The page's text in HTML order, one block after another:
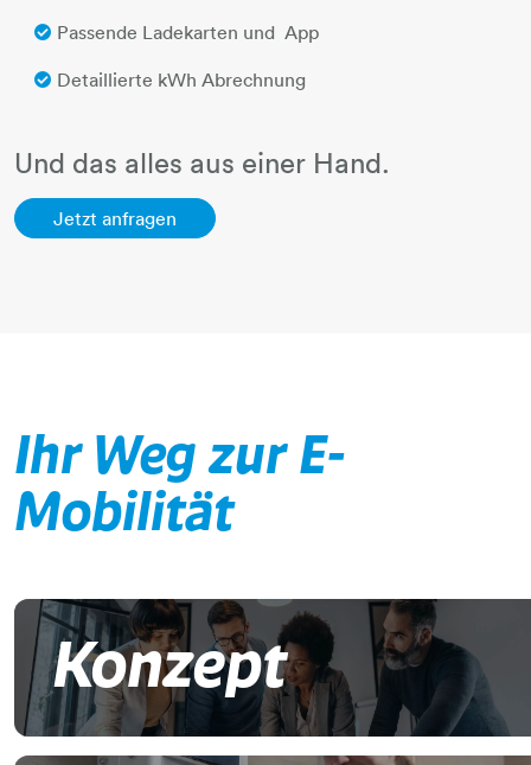
Passende Ladekarten und App
Detaillierte kWh Abrechnung
Und das alles aus einer Hand.
Jetzt anfragen
Ihr Weg zur E-
Mobilität
Konzept